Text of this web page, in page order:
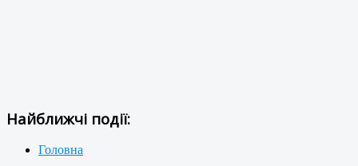
Найближчі події:
Головна